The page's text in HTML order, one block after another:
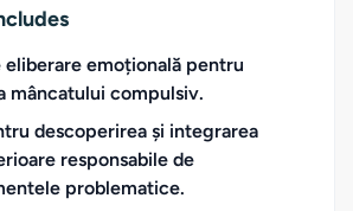
eliberare emoțională pentru
mâncatului compulsiv.
descoperirea și integrarea
responsabile de
problematice.